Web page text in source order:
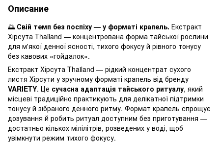
Описание
🌅 Свій темп без поспіху — у форматі крапель. Екстракт
Хірсута Thailand — концентрована форма тайської рослини
для м'якої денної ясності, тихого фокусу й рівного тонусу
без кавових «гойдалок».
Екстракт Хірсута Thailand — рідкий концентрат сухого
листя Хірсути у зручному форматі крапель від бренду
VARIETY. Це сучасна адаптація тайського ритуалу, який
місцеві традиційно практикують для делікатної підтримки
тонусу й зібраного денного ритму. Формат крапель спрощує
дозування й робить ритуал доступним без приготування —
достатньо кількох мілілітрів, розведених у воді, щоб
увімкнути режим тихого фокусу.